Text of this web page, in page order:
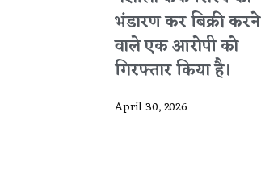
भंडारण कर बिक्री करने
वाले एक आरोपी को
गिरफ्तार किया है।
April 30, 2026